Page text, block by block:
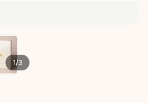
1/3